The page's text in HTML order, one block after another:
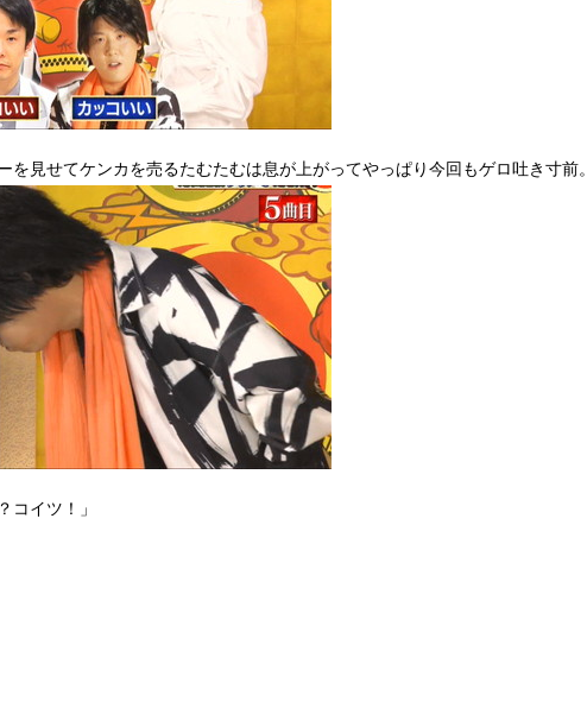
を見せてケンカを売るたむたむは息が上がってやっぱり今回もゲロ吐き寸前。
コイツ！」